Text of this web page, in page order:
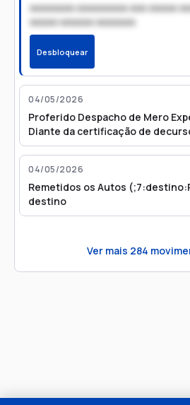
xxxxxxxx xxxxxxxxx xxx xxxxx
xxxxx xxxxxx xxxxxxx
Desbloquear
04/05/2026
Proferido Despacho de Mero
Diante da certificação de
manifeste-se a parte exequente
prosseguimento no prazo de 15
arquivamento. Decorrido o
arquive-se de forma provisória,
de novo despacho. Intime-se.
04/05/2026
Remetidos os Autos
destino
Ver mais 284